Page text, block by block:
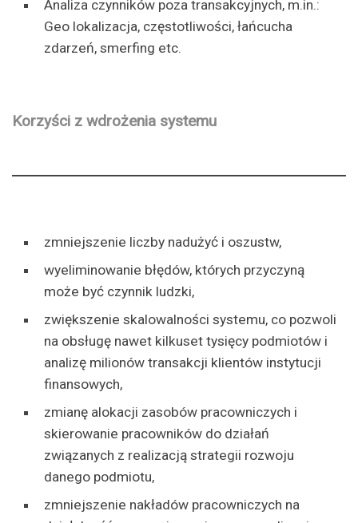
Analiza czynników poza transakcyjnych, m.in.:
Geo lokalizacja, częstotliwości, łańcucha
zdarzeń, smerfing etc.
Korzyści z wdrożenia systemu
zmniejszenie liczby nadużyć i oszustw,
wyeliminowanie błędów, których przyczyną
może być czynnik ludzki,
zwiększenie skalowalności systemu, co pozwoli
na obsługę nawet kilkuset tysięcy podmiotów i
analizę milionów transakcji klientów instytucji
finansowych,
zmianę alokacji zasobów pracowniczych i
skierowanie pracowników do działań
związanych z realizacją strategii rozwoju
danego podmiotu,
zmniejszenie nakładów pracowniczych na